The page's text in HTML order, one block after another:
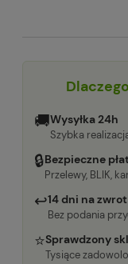
🚚Wysyłka 24h
Szybka
🔒Bezpieczne
Przelewy, BLIK,
↩14 dni na zwrot
Bez podania
⭐Sprawdzony
Tysiące